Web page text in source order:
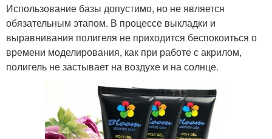
Использование базы допустимо, но не является
обязательным этапом. В процессе выкладки и
выравнивания полигеля не приходится беспокоиться о
времени моделирования, как при работе с акрилом,
полигель не застывает на воздухе и на солнце.